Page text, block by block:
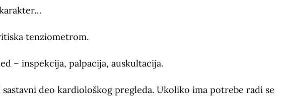
tenziometrom.
– inspekcija, palpacija, auskultacija.
deo kardiološkog pregleda. Ukoliko ima potrebe radi se